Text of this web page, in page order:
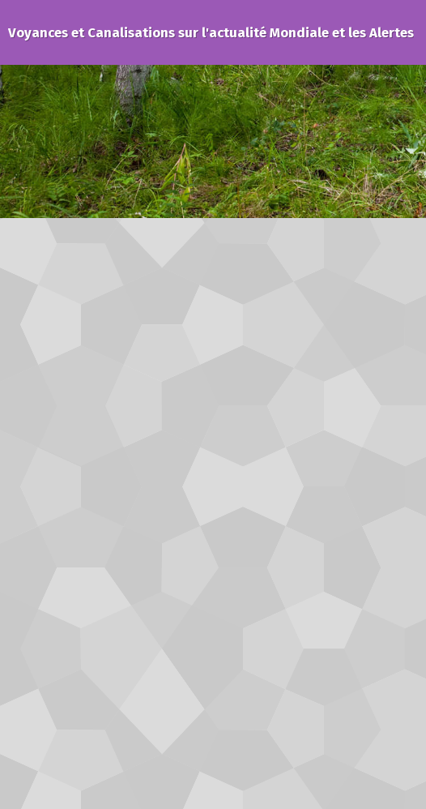
Voyances et Canalisations sur l'actualité Mondiale et les Alertes